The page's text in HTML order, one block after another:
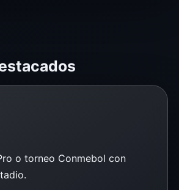
o torneo Conmebol con